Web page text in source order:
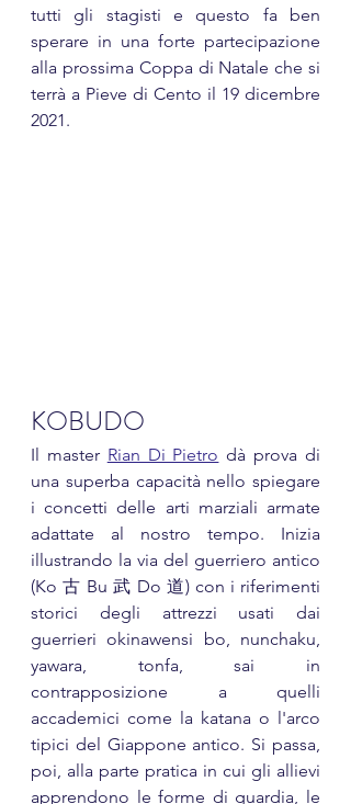
tutti gli stagisti e questo fa ben
sperare in una forte partecipazione
alla prossima Coppa di Natale che si
terrà a Pieve di Cento il 19 dicembre
2021.
KOBUDO
Il master Rian Di Pietro dà prova di
una superba capacità nello spiegare
i concetti delle arti marziali armate
adattate al nostro tempo. Inizia
illustrando la via del guerriero antico
(Ko 古 Bu 武 Do 道) con i riferimenti
storici degli attrezzi usati dai
guerrieri okinawensi bo, nunchaku,
yawara, tonfa, sai in
contrapposizione a quelli
accademici come la katana o l'arco
tipici del Giappone antico. Si passa,
poi, alla parte pratica in cui gli allievi
apprendono le forme di guardia, le